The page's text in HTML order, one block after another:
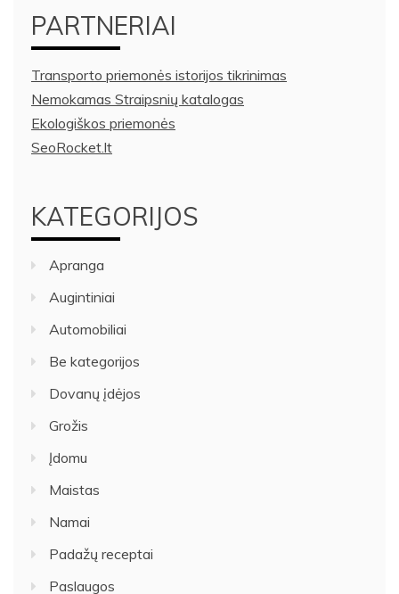
PARTNERIAI
Transporto priemonės istorijos tikrinimas
Nemokamas Straipsnių katalogas
Ekologiškos priemonės
SeoRocket.lt
KATEGORIJOS
Apranga
Augintiniai
Automobiliai
Be kategorijos
Dovanų įdėjos
Grožis
Įdomu
Maistas
Namai
Padažų receptai
Paslaugos